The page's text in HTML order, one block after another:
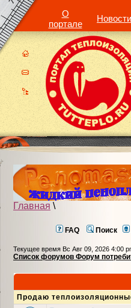
О
портале
Новости
Главная \
FAQ Поиск
Текущее время Вс Авг 09, 2026 4:00
Список форумов Форум
Продаю